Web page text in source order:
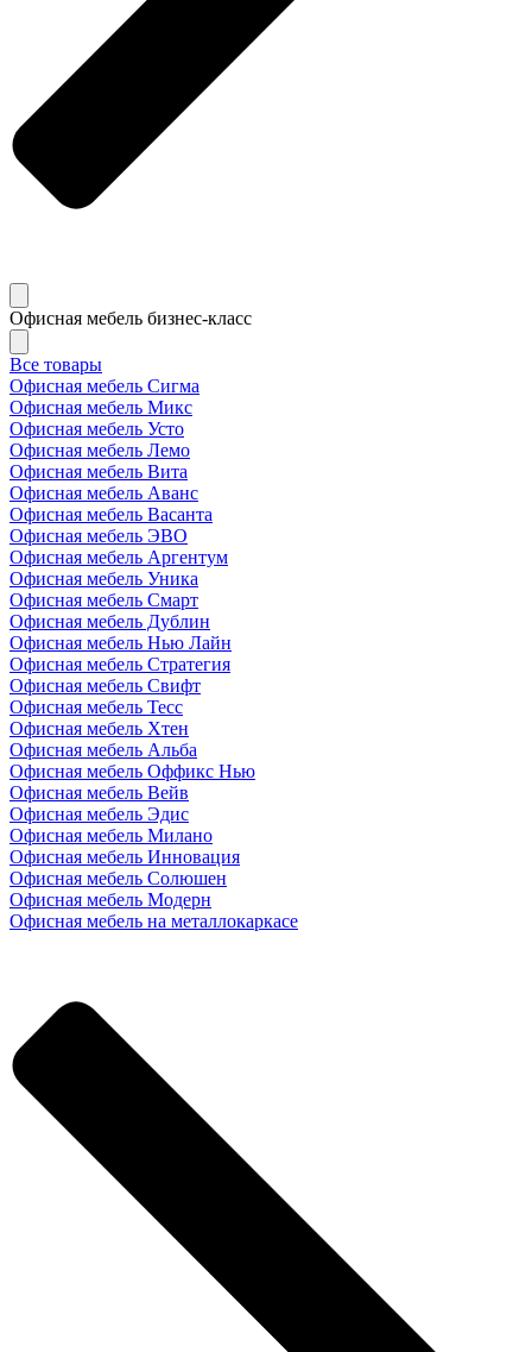
Офисная мебель бизнес-класс
Все товары
Офисная мебель Сигма
Офисная мебель Микс
Офисная мебель Усто
Офисная мебель Лемо
Офисная мебель Вита
Офисная мебель Аванс
Офисная мебель Васанта
Офисная мебель ЭВО
Офисная мебель Аргентум
Офисная мебель Уника
Офисная мебель Смарт
Офисная мебель Дублин
Офисная мебель Нью Лайн
Офисная мебель Стратегия
Офисная мебель Свифт
Офисная мебель Тесс
Офисная мебель Хтен
Офисная мебель Альба
Офисная мебель Оффикс Нью
Офисная мебель Вейв
Офисная мебель Эдис
Офисная мебель Милано
Офисная мебель Инновация
Офисная мебель Солюшен
Офисная мебель Модерн
Офисная мебель на металлокаркасе